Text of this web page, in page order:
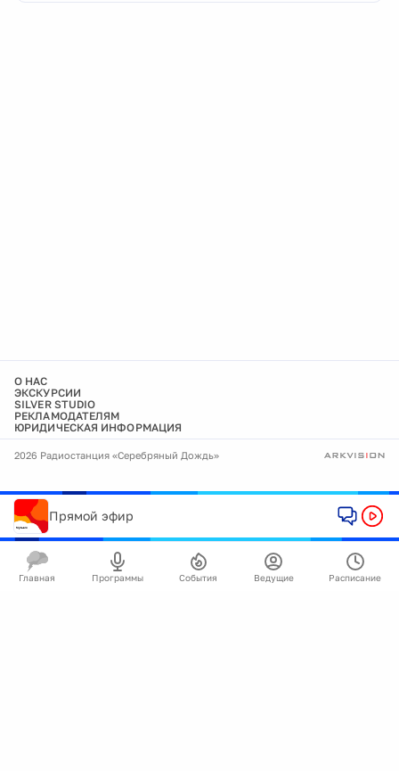
О НАС
ЭКСКУРСИИ
SILVER STUDIO
РЕКЛАМОДАТЕЛЯМ
ЮРИДИЧЕСКАЯ ИНФОРМАЦИЯ
2026 Радиостанция «Серебряный Дождь»
Прямой эфир
Главная Программы События Ведущие Расписание